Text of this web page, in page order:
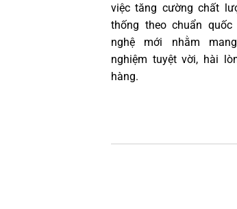
việc tăng cường chất
thống theo chuẩn
nghệ mới nhằm
nghiệm tuyệt vời, hài
hàng.